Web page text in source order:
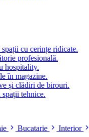
cu cerințe ridicate.
profesională.
hospitality.
în magazine.
și clădiri de birouri.
tehnice.
Bucatarie Interior